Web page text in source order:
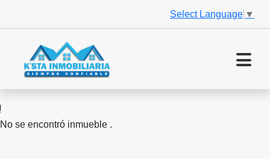
Select Language ▼
No se encontró inmueble .